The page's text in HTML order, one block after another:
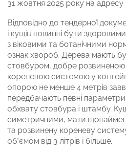
31 жовтня 2025 року на адресу
Відповідно до тендерної
і кущів повинні бути
з віковими та ботанічними
ознак хвороб. Дерева мають
стовбуром, добре
кореневою системою у
опорою не менше 4 метрів
передбачають певні
обхвату стовбура і штамбу.
симетричними, мати
та розвинену кореневу
об’ємом від 3 літрів і більше.